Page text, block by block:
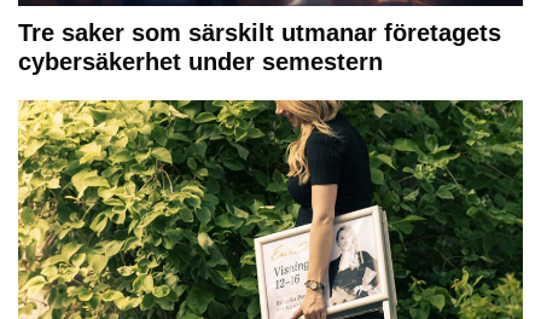
Tre saker som särskilt utmanar företagets
cybersäkerhet under semestern